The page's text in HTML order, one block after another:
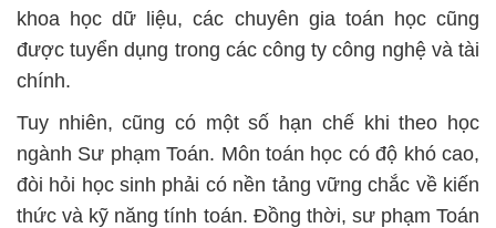
khoa học dữ liệu, các chuyên gia toán học cũng
được tuyển dụng trong các công ty công nghệ và tài
chính.
Tuy nhiên, cũng có một số hạn chế khi theo học
ngành Sư phạm Toán. Môn toán học có độ khó cao,
đòi hỏi học sinh phải có nền tảng vững chắc về kiến
thức và kỹ năng tính toán. Đồng thời, sư phạm Toán